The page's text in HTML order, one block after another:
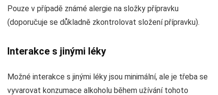
Pouze v případě známé alergie na složky přípravku
(doporučuje se důkladně zkontrolovat složení přípravku).
Interakce s jinými léky
Možné interakce s jinými léky jsou minimální, ale je třeba se
vyvarovat konzumace alkoholu během užívání tohoto